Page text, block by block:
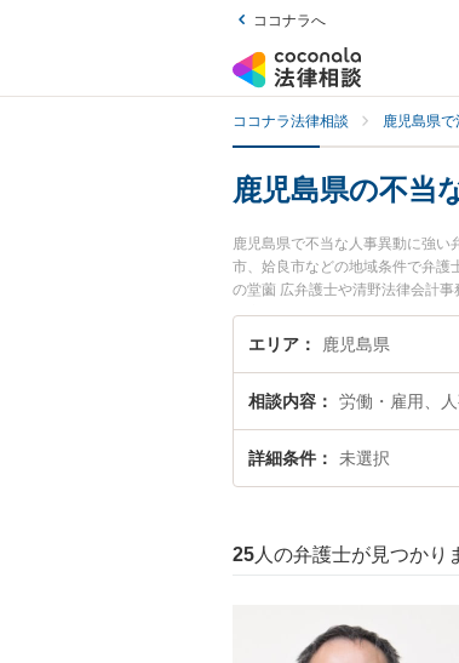
ココナラへ
ココナラ法律相談 鹿児島県
鹿児島県の不当
鹿児島県で不当な人事異動に強
市、姶良市などの地域条件で弁護
の堂薗 広弁護士や清野法律会計
や夜間に発生した不当な人事異動
人事異動を法律相談できる鹿児
エリア 鹿児島県
相談内容 労働・雇用、
詳細条件 未選択
25 人の弁護士が見つかり